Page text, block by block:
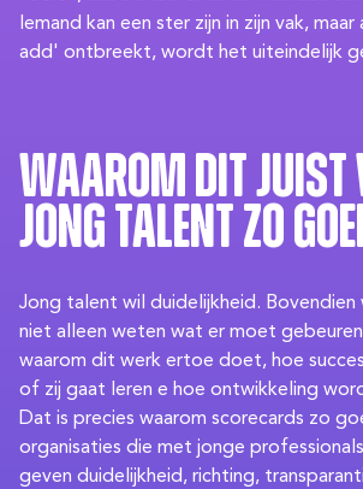
Iemand kan een ster zijn in zijn vak, maar
add' ontbreekt, wordt het uiteindelijk
Waarom dit juist
jong talent zo
Jong talent wil duidelijkheid. Bovendien
niet alleen weten wat er moet
waarom dit werk ertoe doet, hoe
of zij gaat leren e hoe ontwikkeling
Dat is precies waarom scorecards zo
organisaties die met jonge
geven duidelijkheid, richting,